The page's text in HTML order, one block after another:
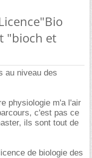
"bioch et
au niveau des
physiologie m'a l'air
c'est pas ce
ils sont tout de
de biologie des